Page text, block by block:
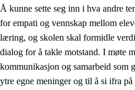
2.1 Sosial læring og
2.2 Kompetanse i fagene
2.3 Grunnleggende
2.4 Å lære å lære
Å kunne sette seg inn i hva andre
for empati og vennskap mellom
læring, og skolen skal formidle
dialog for å takle motstand. I møte
kommunikasjon og samarbeid som
ytre egne meninger og til å si ifra